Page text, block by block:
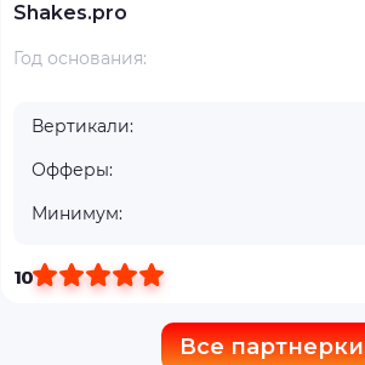
Shakes.pro
Год основания:
Вертикали:
Офферы:
Минимум:
10
Все партнерки